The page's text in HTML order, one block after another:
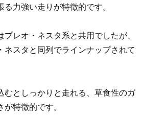
力強い走りが特徴的です。
プレオ・ネスタ系と共用でしたが、
ネスタと同列でラインナップされて
むとしっかりと走れる、草食性のガ
特徴的です。